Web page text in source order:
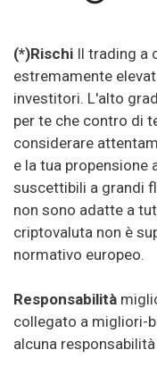
(*)Rischi Il trading a
estremamente
investitori. L'alto
per te che contro di
considerare
e la tua propensione
suscettibili a grandi
non sono adatte a
criptovaluta non è
normativo europeo.
Responsabilità
collegato a migliori-
alcuna